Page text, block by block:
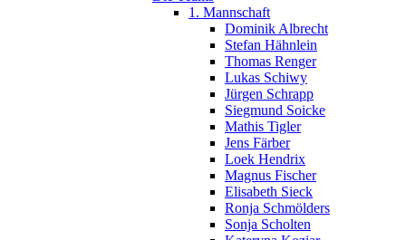
1. Mannschaft
Dominik Albrecht
Stefan Hähnlein
Thomas Renger
Lukas Schiwy
Jürgen Schrapp
Siegmund Soicke
Mathis Tigler
Jens Färber
Loek Hendrix
Magnus Fischer
Elisabeth Sieck
Ronja Schmölders
Sonja Scholten